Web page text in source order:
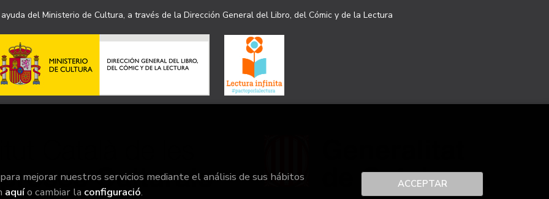
del Ministerio de Cultura, a través de la Dirección General del Libro, del Cómic y de la Lectura
mejorar nuestros servicios mediante el análisis de sus hábitos
aquío cambiar la configuració.
ACCEPTAR